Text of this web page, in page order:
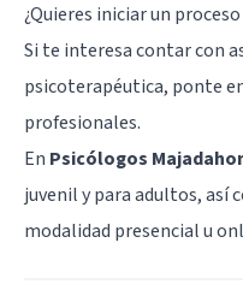
¿Quieres iniciar un
Si te interesa contar con
psicoterapéutica, ponte
profesionales.
En Psicólogos
juvenil y para adultos, así
modalidad presencial u